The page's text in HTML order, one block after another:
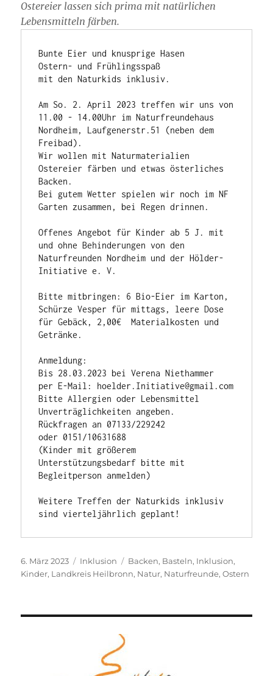
Ostereier lassen sich prima mit natürlichen
Lebensmitteln färben.
Bunte Eier und knusprige Hasen
Ostern- und Frühlingsspaß
mit den Naturkids inklusiv.
Am So. 2. April 2023 treffen wir uns von
11.00 - 14.00Uhr im Naturfreundehaus
Nordheim, Laufgenerstr.51 (neben dem
Freibad).
Wir wollen mit Naturmaterialien
Ostereier färben und etwas österliches
Backen.
Bei gutem Wetter spielen wir noch im NF
Garten zusammen, bei Regen drinnen.
Offenes Angebot für Kinder ab 5 J. mit
und ohne Behinderungen von den
Naturfreunden Nordheim und der Hölder-
Initiative e. V.
Bitte mitbringen: 6 Bio-Eier im Karton,
Schürze Vesper für mittags, leere Dose
für Gebäck, 2,00€  Materialkosten und
Getränke.
Anmeldung:
Bis 28.03.2023 bei Verena Niethammer
per E-Mail: hoelder.Initiative@gmail.com
Bitte Allergien oder Lebensmittel
Unverträglichkeiten angeben.
Rückfragen an 07133/229242
oder 0151/10631688
(Kinder mit größerem
Unterstützungsbedarf bitte mit
Begleitperson anmelden)
Weitere Treffen der Naturkids inklusiv
Veröffentlicht
am
6. März 2023 Kategorien
Inklusion Schlagwörter
Backen, Basteln, Inklusion,
Kinder, Landkreis Heilbronn, Natur, Naturfreunde,Ostern